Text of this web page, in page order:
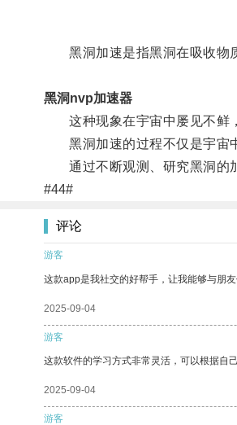
黑洞加速是指黑洞在吸收物质
黑洞nvp加速器
这种现象在宇宙中屡见不鲜，
黑洞加速的过程不仅是宇宙中
通过不断观测、研究黑洞的加
#44#
评论
游客
这款app是我社交的好帮手，让我能够与朋友
2025-09-04
游客
这款软件的学习方式非常灵活，可以根据自
2025-09-04
游客